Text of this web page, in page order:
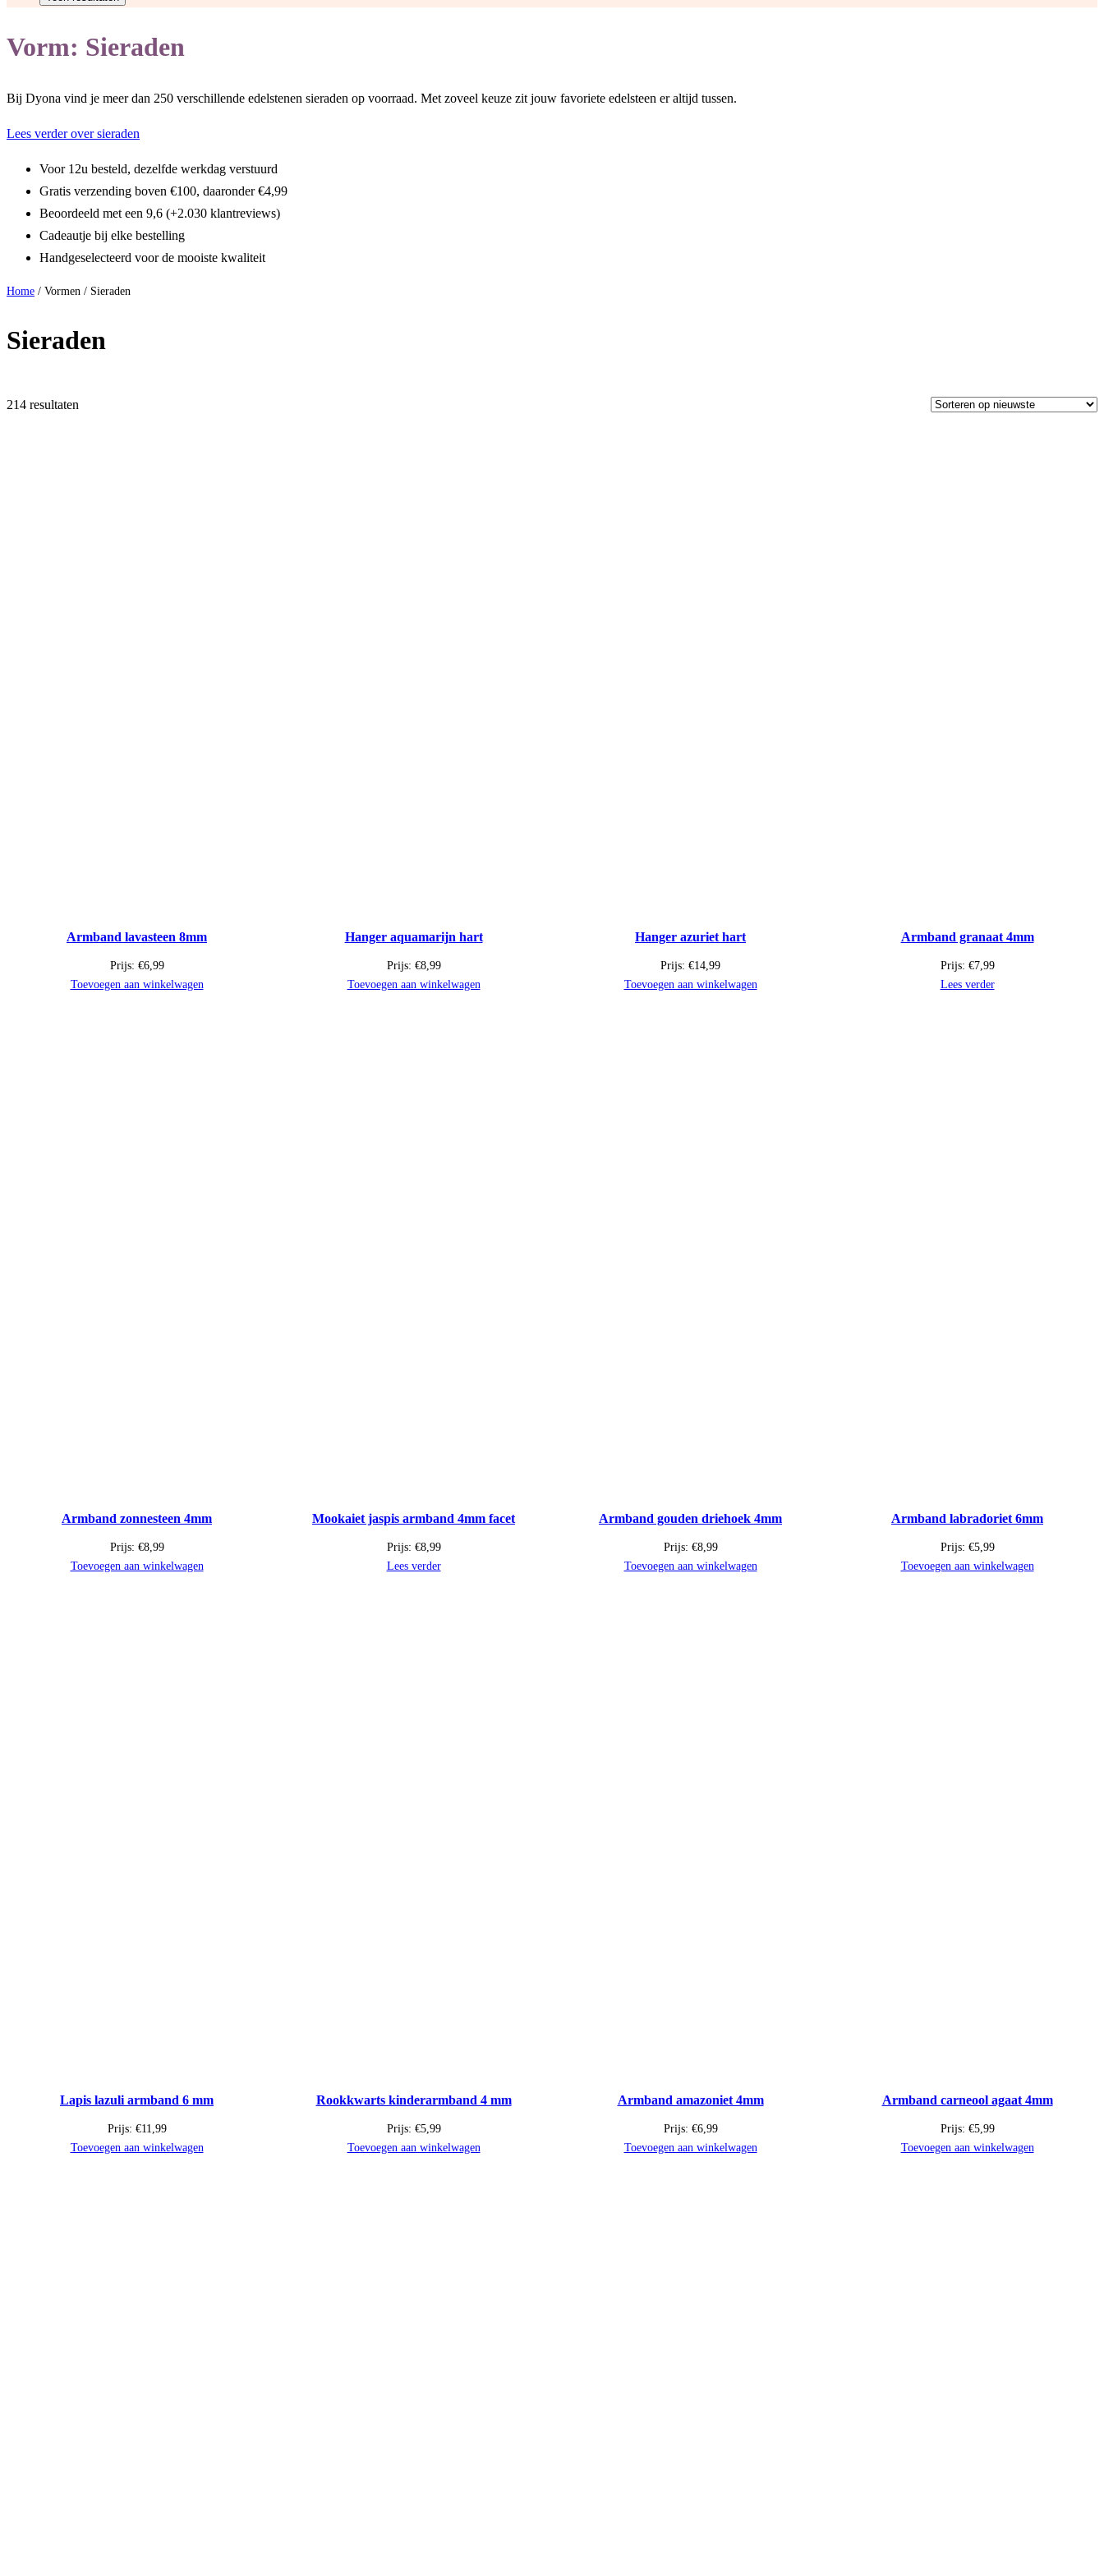
Vorm: Sieraden
Bij Dyona vind je meer dan 250 verschillende edelstenen sieraden op voorraad. Met zoveel keuze zit jouw favoriete edelsteen er altijd tussen.
Lees verder over sieraden
Voor 12u besteld, dezelfde werkdag verstuurd
Gratis verzending boven €100, daaronder €4,99
Beoordeeld met een 9,6 (+2.030 klantreviews)
Cadeautje bij elke bestelling
Handgeselecteerd voor de mooiste kwaliteit
Home / Vormen / Sieraden
Sieraden
214 resultaten
Armband lavasteen 8mm
Prijs: €6,99
Toevoegen aan winkelwagen
Hanger aquamarijn hart
Prijs: €8,99
Toevoegen aan winkelwagen
Hanger azuriet hart
Prijs: €14,99
Toevoegen aan winkelwagen
Armband granaat 4mm
Prijs: €7,99
Lees verder
Armband zonnesteen 4mm
Prijs: €8,99
Toevoegen aan winkelwagen
Mookaiet jaspis armband 4mm facet
Prijs: €8,99
Lees verder
Armband gouden driehoek 4mm
Prijs: €8,99
Toevoegen aan winkelwagen
Armband labradoriet 6mm
Prijs: €5,99
Toevoegen aan winkelwagen
Lapis lazuli armband 6 mm
Prijs: €11,99
Toevoegen aan winkelwagen
Rookkwarts kinderarmband 4 mm
Prijs: €5,99
Toevoegen aan winkelwagen
Armband amazoniet 4mm
Prijs: €6,99
Toevoegen aan winkelwagen
Armband carneool agaat 4mm
Prijs: €5,99
Toevoegen aan winkelwagen